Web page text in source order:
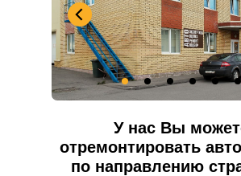
У нас Вы
отремонтировать
по направлению